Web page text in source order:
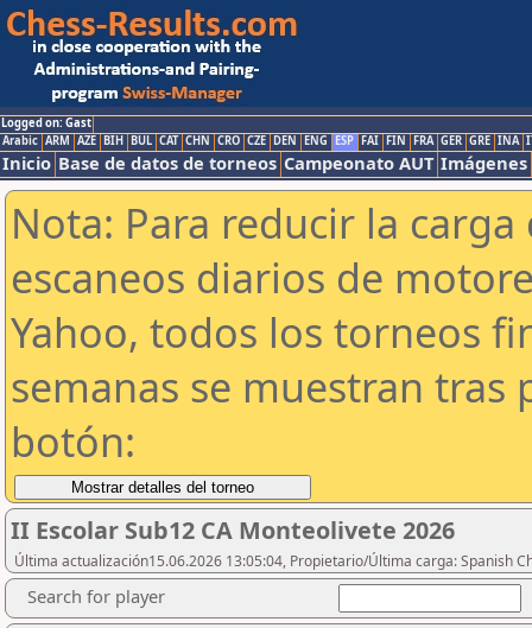
Logged on: Gast
Arabic ARM AZE BIH BUL CAT CHN CRO CZE DEN ENG ESP FAI FIN FRA GER GRE INA
Inicio Base de datos de torneos Campeonato AUT Imágenes
Nota: Para reducir la
escaneos diarios de
Yahoo, todos los torneos
semanas se muestran tras
botón:
II Escolar Sub12 CA Monteolivete 2026
Última actualización15.06.2026 13:05:04, Propietario/Última carga: Spanish
Search for player